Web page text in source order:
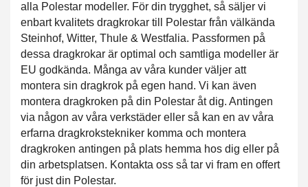
alla Polestar modeller. För din trygghet, så säljer vi
enbart kvalitets dragkrokar till Polestar från välkända
Steinhof, Witter, Thule & Westfalia. Passformen på
dessa dragkrokar är optimal och samtliga modeller är
EU godkända. Många av våra kunder väljer att
montera sin dragkrok på egen hand. Vi kan även
montera dragkroken på din Polestar åt dig. Antingen
via någon av våra verkstäder eller så kan en av våra
erfarna dragkrokstekniker komma och montera
dragkroken antingen på plats hemma hos dig eller på
din arbetsplatsen. Kontakta oss så tar vi fram en offert
för just din Polestar.